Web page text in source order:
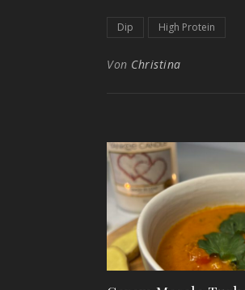
Dip High Protein
Von Christina